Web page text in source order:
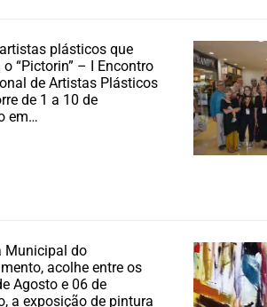
plásticos que
“Pictorin” – I Encontro
de Artistas Plásticos
de 1 a 10 de
em…
Municipal do
acolhe entre os
Agosto e 06 de
a exposição de pintura